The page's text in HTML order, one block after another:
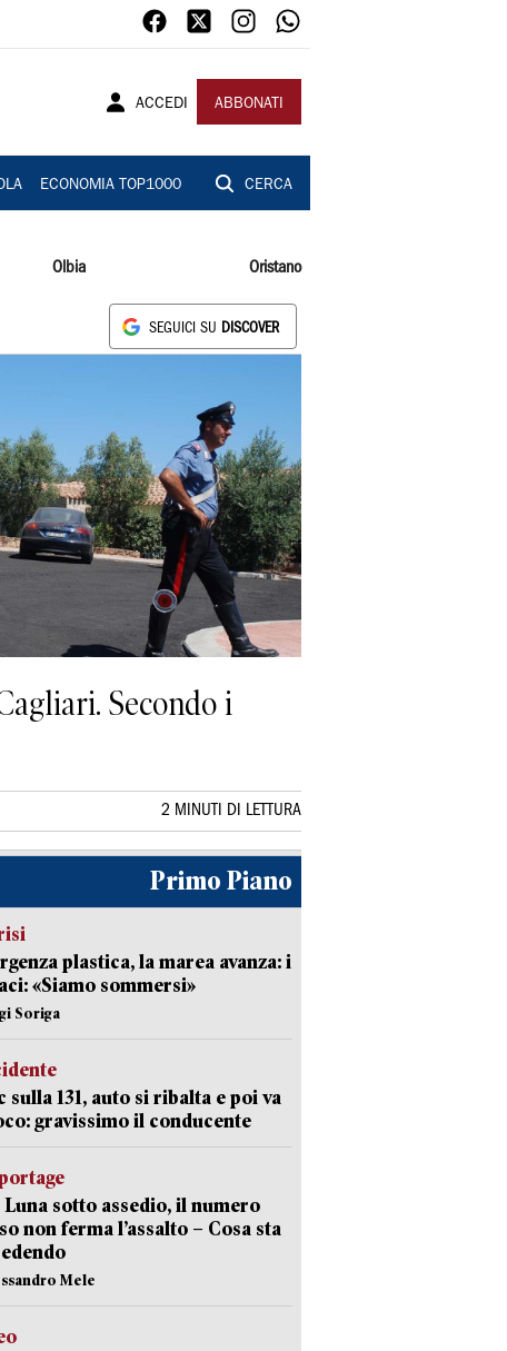
ACCEDI ABBONATI
ECONOMIA TOP1000 CERCA
Olbia Oristano
SEGUICI SU DISCOVER
Secondo i
2 MINUTI DI LETTURA
Primo Piano
plastica, la marea avanza: i
«Siamo sommersi»
Soriga
sulla 131, auto si ribalta e poi va
gravissimo il conducente
Luna sotto assedio, il numero
non ferma l’assalto – Cosa sta
Mele